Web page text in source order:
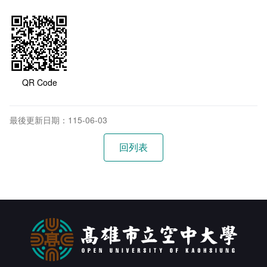
QR Code
最後更新日期：115-06-03